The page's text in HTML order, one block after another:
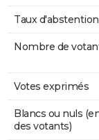
Taux d'abstention
Nombre de
Votes exprimés
Blancs ou nuls
des votants)